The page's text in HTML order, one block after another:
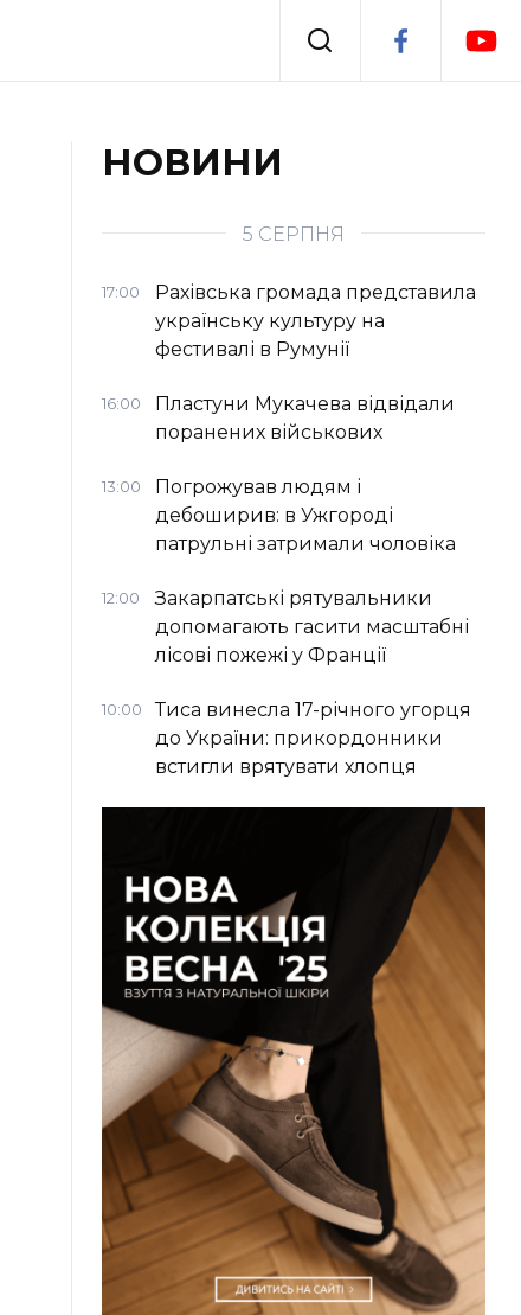
Події
НОВИНИ
5 СЕРПНЯ
17:00
Рахівська громада представила
українську культуру на
фестивалі в Румунії
16:00
Пластуни Мукачева відвідали
поранених військових
13:00
Погрожував людям і
дебоширив: в Ужгороді
патрульні затримали чоловіка
12:00
Закарпатські рятувальники
допомагають гасити масштабні
лісові пожежі у Франції
10:00
Тиса винесла 17-річного угорця
до України: прикордонники
встигли врятувати хлопця